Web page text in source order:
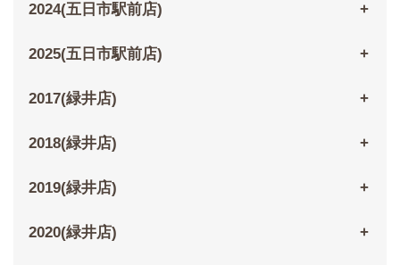
2024(五日市駅前店)
2025(五日市駅前店)
2017(緑井店)
2018(緑井店)
2019(緑井店)
2020(緑井店)